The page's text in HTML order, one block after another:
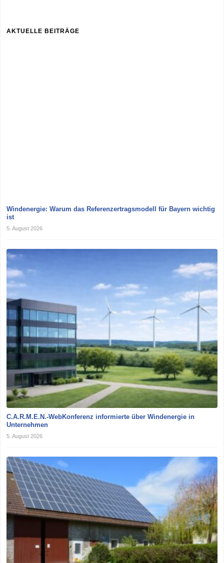
AKTUELLE BEITRÄGE
Windenergie: Warum das Referenzertragsmodell für Bayern wichtig
ist
5. August 2026
C.A.R.M.E.N.-WebKonferenz informierte über Windenergie in
Unternehmen
5. August 2026